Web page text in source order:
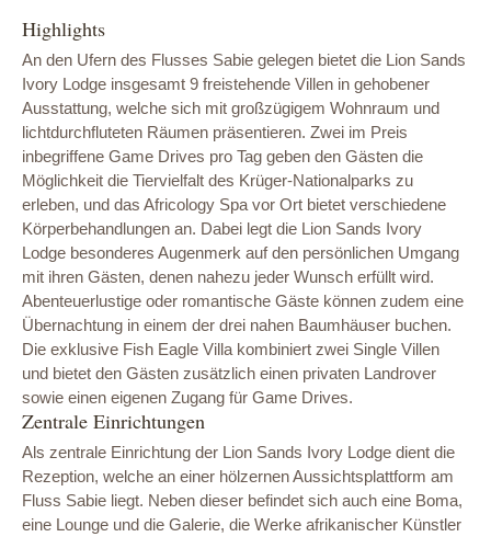
Highlights
An den Ufern des Flusses Sabie gelegen bietet die Lion Sands
Ivory Lodge insgesamt 9 freistehende Villen in gehobener
Ausstattung, welche sich mit großzügigem Wohnraum und
lichtdurchfluteten Räumen präsentieren. Zwei im Preis
inbegriffene Game Drives pro Tag geben den Gästen die
Möglichkeit die Tiervielfalt des Krüger-Nationalparks zu
erleben, und das Africology Spa vor Ort bietet verschiedene
Körperbehandlungen an. Dabei legt die Lion Sands Ivory
Lodge besonderes Augenmerk auf den persönlichen Umgang
mit ihren Gästen, denen nahezu jeder Wunsch erfüllt wird.
Abenteuerlustige oder romantische Gäste können zudem eine
Übernachtung in einem der drei nahen Baumhäuser buchen.
Die exklusive Fish Eagle Villa kombiniert zwei Single Villen
und bietet den Gästen zusätzlich einen privaten Landrover
sowie einen eigenen Zugang für Game Drives.
Zentrale Einrichtungen
Als zentrale Einrichtung der Lion Sands Ivory Lodge dient die
Rezeption, welche an einer hölzernen Aussichtsplattform am
Fluss Sabie liegt. Neben dieser befindet sich auch eine Boma,
eine Lounge und die Galerie, die Werke afrikanischer Künstler